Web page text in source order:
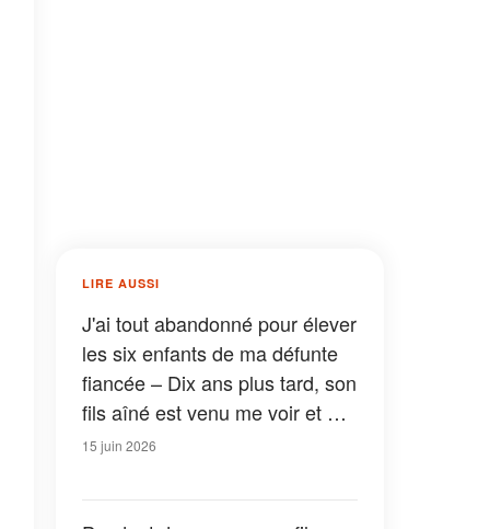
LIRE AUSSI
J'ai tout abandonné pour élever
les six enfants de ma défunte
fiancée – Dix ans plus tard, son
fils aîné est venu me voir et m'a
dit : « Papa, je pense que tu
15 juin 2026